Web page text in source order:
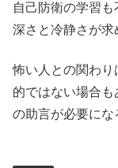
自己防衛の学習
深さと冷静さが求
怖い人との関わ
的ではない場合
の助言が必要にな